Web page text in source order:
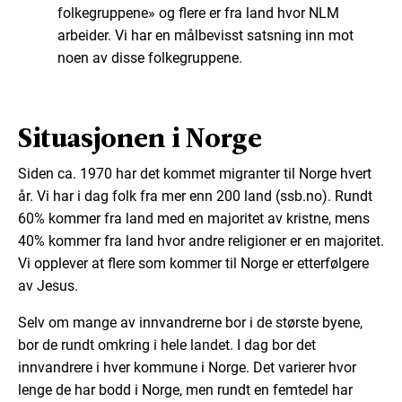
folkegruppene» og flere er fra land hvor NLM
arbeider. Vi har en målbevisst satsning inn mot
noen av disse folkegruppene.
Situasjonen i Norge
Siden ca. 1970 har det kommet migranter til Norge hvert
år. Vi har i dag folk fra mer enn 200 land (ssb.no). Rundt
60% kommer fra land med en majoritet av kristne, mens
40% kommer fra land hvor andre religioner er en majoritet.
Vi opplever at flere som kommer til Norge er etterfølgere
av Jesus.
Selv om mange av innvandrerne bor i de største byene,
bor de rundt omkring i hele landet. I dag bor det
innvandrere i hver kommune i Norge. Det varierer hvor
lenge de har bodd i Norge, men rundt en femtedel har